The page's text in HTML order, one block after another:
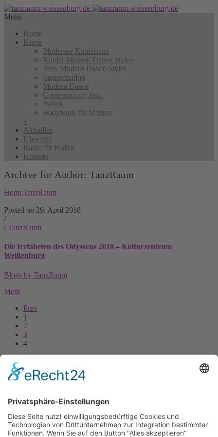
Menu
Home
Kurse
Moderner Kindertanz
Kinder Modern Dance Styles
Teen Modern Dance Styles
Improvisation
Modern Dance
Contemporary Jazz
Ballett
Bodywork für Männer
+
Aktuelles
Über uns
Raum für Kultur
Kontakt
Archive for Author: TanzRaum
HomeTanzRaum
Posted on 29. April 2018
/
/ TanzRaum
Die Irrfahrten des Odysseus 2018 – Kulturzentrum
Weißenburg
Blogs by TanzRaum
Mehr
Prev
1
2
3
4
Wir sind eine Tanzschule, die Kindern ab 3 Jahren, Jugendlichen und
Datenschutz